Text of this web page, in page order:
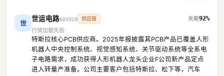
世
世运电路603920 供应链
92%
行情加载失败
特斯拉核心PCB供应商。2025年报披露其PCB产品已覆盖人形
机器人中央控制系统、视觉感知系统、关节驱动系统等全系电
子电路需求，成功获得人形机器人龙头企业F公司新产品定点
进入转量产准备。公司主要客户包括特斯拉、松下等，汽车